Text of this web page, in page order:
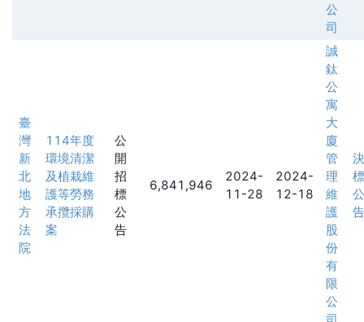
公
司
臺
灣
新
北
地
方
法
院
114年度
環境清潔
及植栽維
護等勞務
承攬採購
案
公
開
招
標
公
告
6,841,946
2024-
11-28
2024-
12-18
誠
鈦
公
寓
大
廈
管
理
維
護
股
份
有
限
公
決
標
公
告